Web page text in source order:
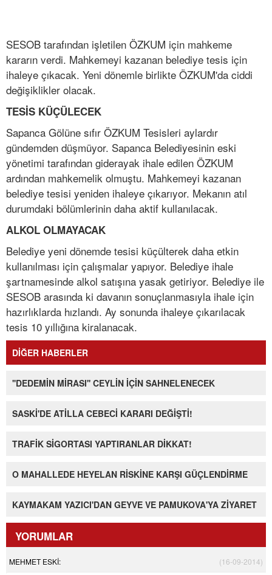
SESOB tarafından işletilen ÖZKUM için mahkeme
kararın verdi. Mahkemeyi kazanan belediye tesis için
ihaleye çıkacak. Yeni dönemle birlikte ÖZKUM'da ciddi
değişiklikler olacak.
TESİS KÜÇÜLECEK
Sapanca Gölüne sıfır ÖZKUM Tesisleri aylardır
gündemden düşmüyor. Sapanca Belediyesinin eski
yönetimi tarafından giderayak ihale edilen ÖZKUM
ardından mahkemelik olmuştu. Mahkemeyi kazanan
belediye tesisi yeniden ihaleye çıkarıyor. Mekanın atıl
durumdaki bölümlerinin daha aktif kullanılacak.
ALKOL OLMAYACAK
Belediye yeni dönemde tesisi küçülterek daha etkin
kullanılması için çalışmalar yapıyor. Belediye ihale
şartnamesinde alkol satışına yasak getiriyor. Belediye ile
SESOB arasında ki davanın sonuçlanmasıyla ihale için
hazırlıklarda hızlandı. Ay sonunda ihaleye çıkarılacak
tesis 10 yıllığına kiralanacak.
DİĞER HABERLER
''DEDEMİN MİRASI'' CEYLİN İÇİN SAHNELENECEK
SASKİ'DE ATİLLA CEBECİ KARARI DEĞİŞTİ!
TRAFİK SİGORTASI YAPTIRANLAR DİKKAT!
O MAHALLEDE HEYELAN RİSKİNE KARŞI GÜÇLENDİRME
KAYMAKAM YAZICI'DAN GEYVE VE PAMUKOVA'YA ZİYARET
YORUMLAR
MEHMET ESKİ: (16-09-2014)